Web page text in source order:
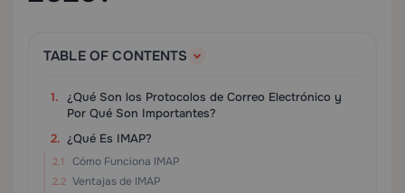
TABLE OF CONTENTS
¿Qué Son los Protocolos de Correo Electrónico y
Por Qué Son Importantes?
¿Qué Es IMAP?
Cómo Funciona IMAP
Ventajas de IMAP